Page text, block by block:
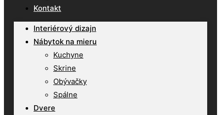
Kontakt
Interiérový dizajn
Nábytok na mieru
Kuchyne
Skrine
Obývačky
Spálne
Dvere